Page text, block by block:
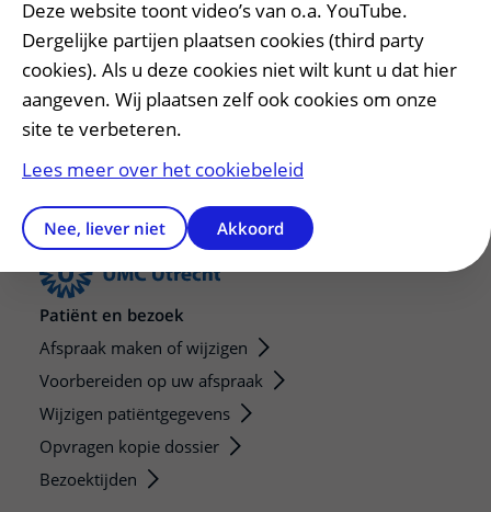
Centrum Kindermishandeling en bekijk
de video
Vragen, opmerkingen of tips voor de redactie?
Delen Mail de redactie
Patiënt en bezoek
Afspraak maken of wijzigen
Voorbereiden op uw afspraak
Wijzigen patiëntgegevens
Opvragen kopie dossier
Bezoektijden
Deze website toont video’s van o.a. YouTube.
Dergelijke partijen plaatsen cookies (third party
cookies). Als u deze cookies niet wilt kunt u dat hier
aangeven. Wij plaatsen zelf ook cookies om onze
site te verbeteren.
Lees meer over het cookiebeleid
Nee, liever niet Akkoord